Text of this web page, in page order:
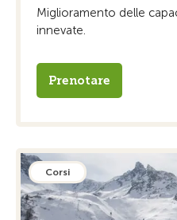
Miglioramento delle
innevate.
Prenotare
Corsi